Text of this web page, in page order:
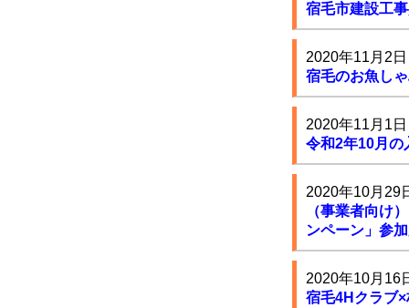
宿毛市建設工
2020年11月2日
宿毛のお魚し
2020年11月1日
令和2年10月の
2020年10月29
（事業者向け
ンペーン」参
2020年10月16
宿毛4Hクラブ